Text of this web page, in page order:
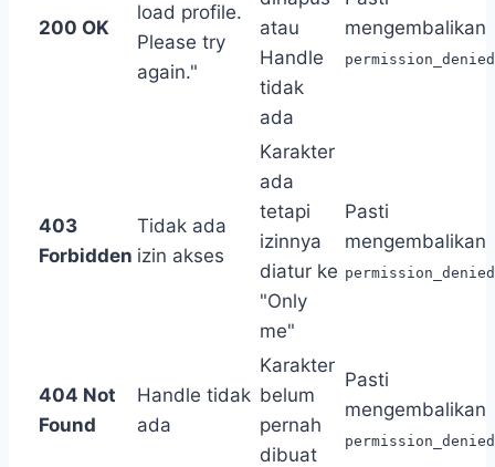
200 OK
load profile.
Please try
again."
atau
Handle
tidak
ada
mengembalikan
permission_denied
403
Forbidden
Tidak ada
izin akses
Karakter
ada
tetapi
izinnya
diatur ke
"Only
me"
Pasti
mengembalikan
permission_denied
404 Not
Found
Handle tidak
ada
Karakter
belum
pernah
dibuat
Pasti
mengembalikan
permission_denied